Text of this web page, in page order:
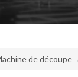
de découpe